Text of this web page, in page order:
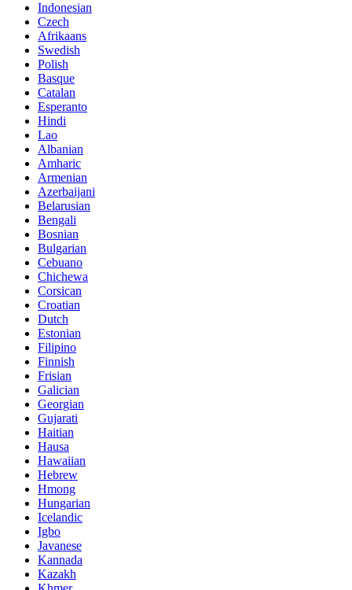
Indonesian
Czech
Afrikaans
Swedish
Polish
Basque
Catalan
Esperanto
Hindi
Lao
Albanian
Amharic
Armenian
Azerbaijani
Belarusian
Bengali
Bosnian
Bulgarian
Cebuano
Chichewa
Corsican
Croatian
Dutch
Estonian
Filipino
Finnish
Frisian
Galician
Georgian
Gujarati
Haitian
Hausa
Hawaiian
Hebrew
Hmong
Hungarian
Icelandic
Igbo
Javanese
Kannada
Kazakh